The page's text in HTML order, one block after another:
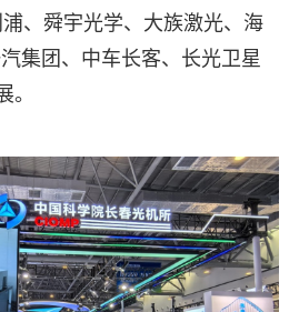
、舜宇光学、大族激光、海
集团、中车长客、长光卫星
。